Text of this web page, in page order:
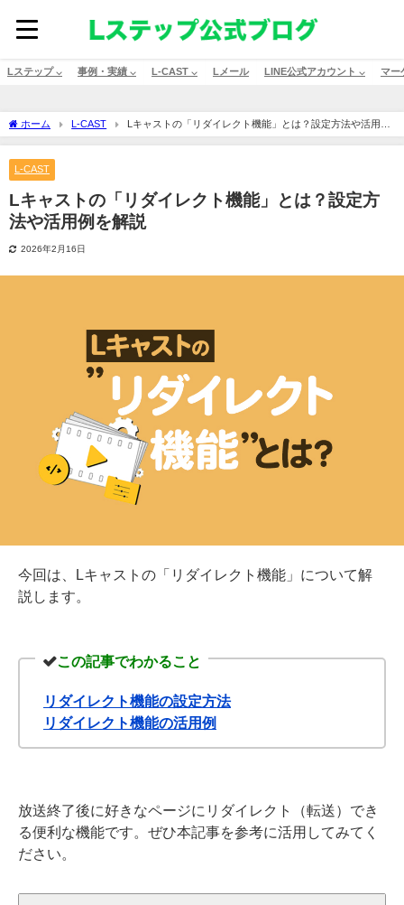
Lステップ ⌵ 事例・実績 ⌵ L-CAST ⌵ Lメール LINE公式アカウント ⌵ マー
ホーム L-CAST
Lキャストの「リダイレクト機能」とは？設定方法や活用例
を解説
L-CAST
Lキャストの「リダイレクト機能」とは？設定方
法や活用例を解説
2026年2月16日
今回は、Lキャストの「リダイレクト機能」について解
説します。
この記事でわかること
リダイレクト機能の設定方法
リダイレクト機能の活用例
放送終了後に好きなページにリダイレクト（転送）でき
る便利な機能です。ぜひ本記事を参考に活用してみてく
ださい。